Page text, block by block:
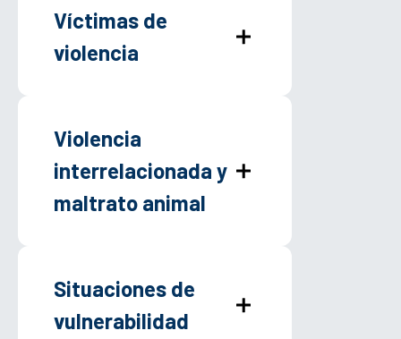
Víctimas de
violencia
Violencia
interrelacionada y
maltrato animal
Situaciones de
vulnerabilidad